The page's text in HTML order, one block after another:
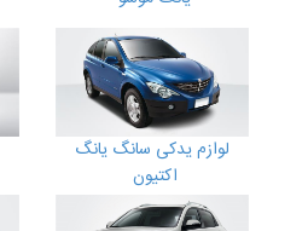
لوازم یدکی سانگ یانگ
اکتیون